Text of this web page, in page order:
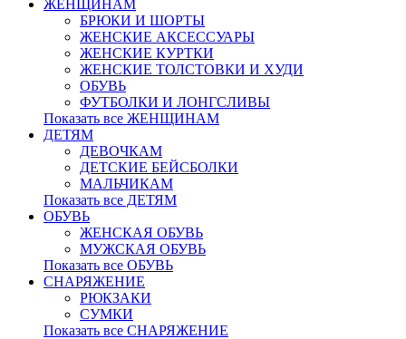
ЖЕНЩИНАМ
БРЮКИ И ШОРТЫ
ЖЕНСКИЕ АКСЕССУАРЫ
ЖЕНСКИЕ КУРТКИ
ЖЕНСКИЕ ТОЛСТОВКИ И ХУДИ
ОБУВЬ
ФУТБОЛКИ И ЛОНГСЛИВЫ
Показать все ЖЕНЩИНАМ
ДЕТЯМ
ДЕВОЧКАМ
ДЕТСКИЕ БЕЙСБОЛКИ
МАЛЬЧИКАМ
Показать все ДЕТЯМ
ОБУВЬ
ЖЕНСКАЯ ОБУВЬ
МУЖСКАЯ ОБУВЬ
Показать все ОБУВЬ
СНАРЯЖЕНИЕ
РЮКЗАКИ
СУМКИ
Показать все СНАРЯЖЕНИЕ